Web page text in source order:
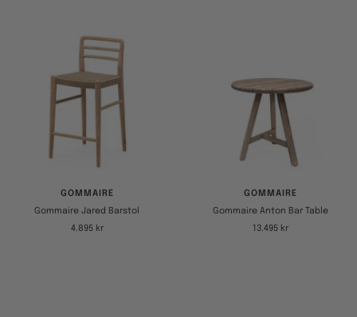
GOMMAIRE
Gommaire Jared Barstol
Tilbudspris
4.895 kr
GOMMAIRE
Gommaire Anton Bar Table
Tilbudspris
13.495 kr